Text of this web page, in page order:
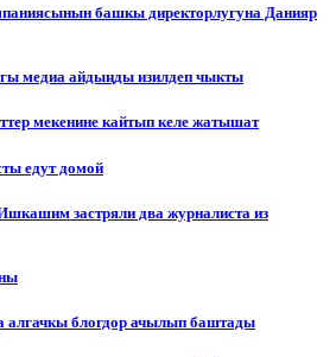
башкы директорлугуна Данияр
медиа айдыңды изилдеп чыкты
мекенине кайтып келе жатышат
едут домой
застряли два журналиста из
алгачкы блогдор ачылып баштады